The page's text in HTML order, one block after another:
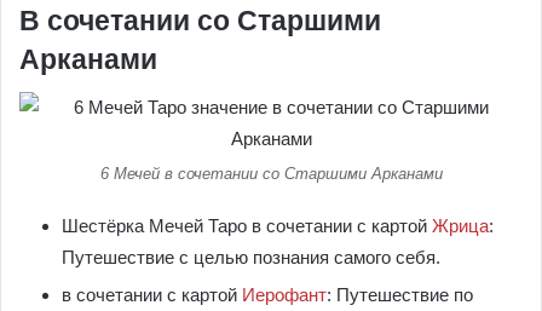
В сочетании со Старшими
Арканами
6 Мечей в сочетании со Старшими Арканами
Шестёрка Мечей Таро в сочетании с картой Жрица:
Путешествие с целью познания самого себя.
в сочетании с картой Иерофант: Путешествие по